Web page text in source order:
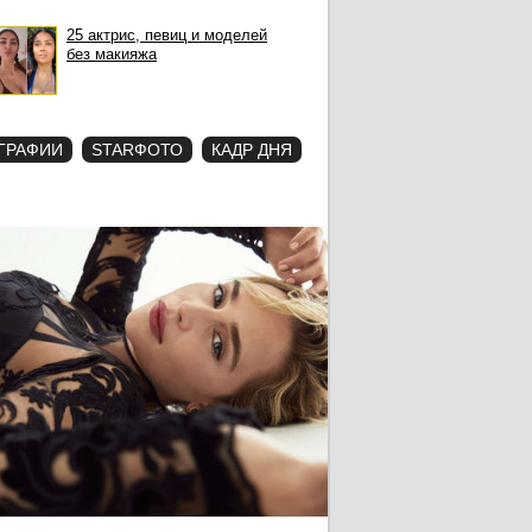
25 актрис, певиц и моделей
без макияжа
STARФОТО КАДР ДНЯ